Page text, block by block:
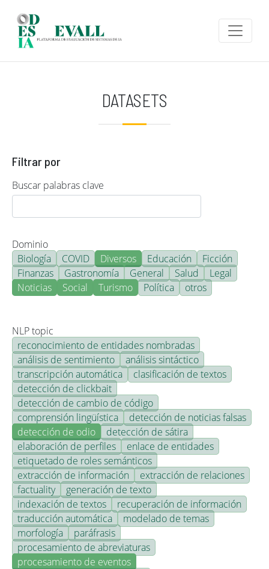
DATASETS
Filtrar por
Buscar palabras clave
Dominio
Biología
COVID Diversos Educación
Ficción
Finanzas
Gastronomía General Salud
Legal
Noticias
Social Turismo Política otros
NLP topic
reconocimiento de entidades nombradas
análisis de sentimiento
análisis sintáctico
transcripción automática
clasificación de textos
detección de clickbait
detección de cambio de código
comprensión lingüística
detección de noticias falsas
detección de odio
detección de sátira
elaboración de perfiles
enlace de entidades
etiquetado de roles semánticos
extracción de información
extracción de relaciones
factuality
generación de texto
indexación de textos
recuperación de información
traducción automática
modelado de temas
morfología
paráfrasis
procesamiento de abreviaturas
procesamiento de eventos